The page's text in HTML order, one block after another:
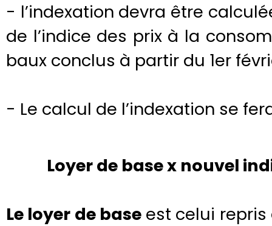
- l’indexation devra être
de l’indice des prix à la
baux conclus à partir du 1er
- Le calcul de l’indexation se
Loyer de base x nouvel
Le loyer de base est celui repris